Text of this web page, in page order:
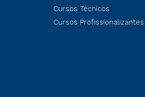
Cursos Técnicos
Cursos Profissionalizantes